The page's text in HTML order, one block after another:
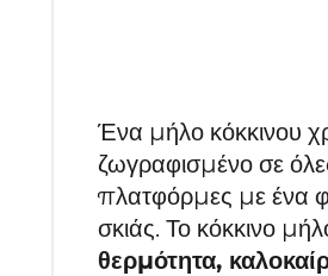
Ένα μήλο κόκκινου
ζωγραφισμένο σε
πλατφόρμες με ένα
σκιάς. Το κόκκινο
θερμότητα,